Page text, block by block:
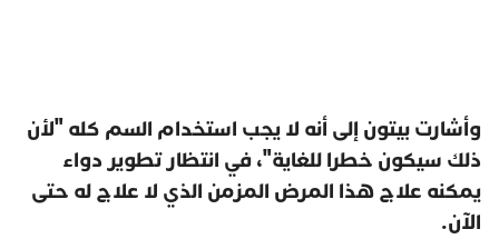
وأشارت بيتون إلى أنه لا يجب استخدام السم كله "لأن
ذلك سيكون خطرا للغاية"، في انتظار تطوير دواء
يمكنه علاج هذا المرض المزمن الذي لا علاج له حتى
الآن.